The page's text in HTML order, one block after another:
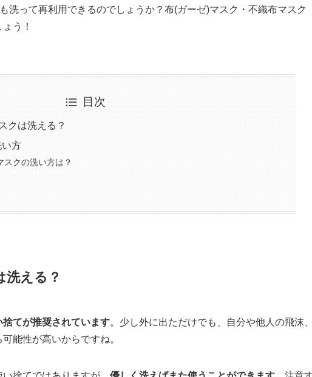
洗って再利用できるのでしょうか？布(ガーゼ)マスク・不織布マスク
う！
目次
クは洗える？
方
スクの洗い方は？
洗える？
捨てが推奨されています。少し外に出ただけでも、自分や他人の飛沫、
能性が高いからですね。